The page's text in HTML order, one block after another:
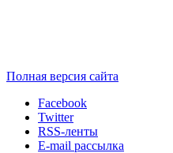
Полная версия сайта
Facebook
Twitter
RSS-ленты
E-mail рассылка